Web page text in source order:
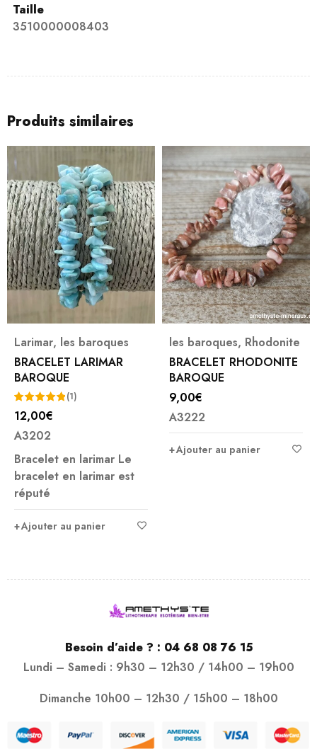
Taille
3510000008403
Produits similaires
les baroques,Rhodonite
BRACELET RHODONITE
BAROQUE
9,00€
A3222
les baroques,Shungite
BRACELET SHUNGITE
BAROQUE
8,00
A2668
Ajouter au panier
Besoin d’aide ? : 04 68 08 76 15
Lundi – Samedi : 9h30 – 12h30 / 14h00 – 19h00
Dimanche 10h00 – 12h30 / 15h00 – 18h00